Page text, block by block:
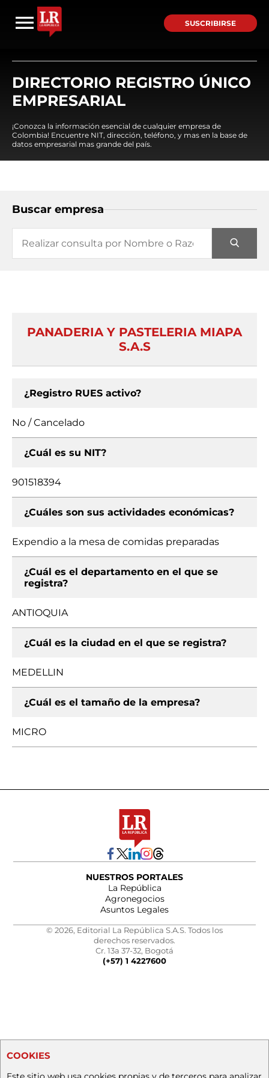
SUSCRIBIRSE
DIRECTORIO REGISTRO ÚNICO
EMPRESARIAL
¡Conozca la información esencial de cualquier empresa de
Colombia! Encuentre NIT, dirección, teléfono, y mas en la base de
datos empresarial mas grande del país.
Buscar empresa
PANADERIA Y PASTELERIA MIAPA
S.A.S
¿Registro RUES activo?
No / Cancelado
¿Cuál es su NIT?
901518394
¿Cuáles son sus actividades económicas?
Expendio a la mesa de comidas preparadas
¿Cuál es el departamento en el que se
registra?
ANTIOQUIA
¿Cuál es la ciudad en el que se registra?
MEDELLIN
¿Cuál es el tamaño de la empresa?
MICRO
NUESTROS PORTALES
La República
Agronegocios
Asuntos Legales
© 2026, Editorial La República S.A.S. Todos los
derechos reservados.
Cr. 13a 37-32, Bogotá
(+57) 1 4227600
COOKIES